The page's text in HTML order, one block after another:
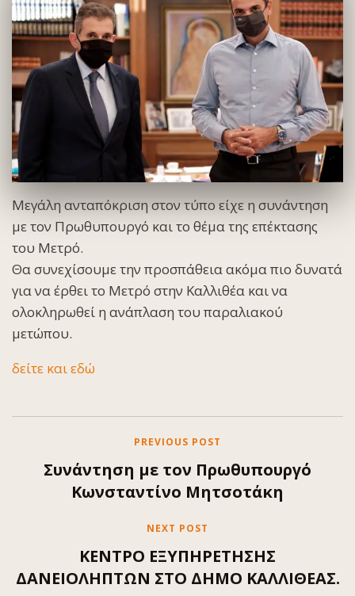
Μεγάλη ανταπόκριση στον τύπο είχε η συνάντηση
με τον Πρωθυπουργό και το θέμα της επέκτασης
του Μετρό.
Θα συνεχίσουμε την προσπάθεια ακόμα πιο δυνατά
για να έρθει το Μετρό στην Καλλιθέα και να
ολοκληρωθεί η ανάπλαση του παραλιακού
μετώπου.
δείτε και εδώ
PREVIOUS POST
Συνάντηση με τον Πρωθυπουργό
Κωνσταντίνο Μητσοτάκη
NEXT POST
ΚΕΝΤΡΟ ΕΞΥΠΗΡΕΤΗΣΗΣ
ΔΑΝΕΙΟΛΗΠΤΩΝ ΣΤΟ ΔΗΜΟ ΚΑΛΛΙΘΕΑΣ.